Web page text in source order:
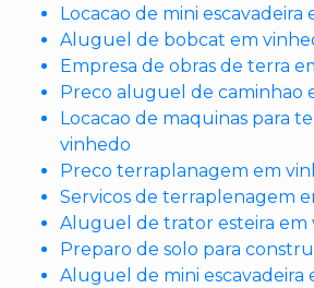
Locacao de mini escavadeira
Aluguel de bobcat em
Empresa de obras de terra
Preco aluguel de caminhao
Locacao de maquinas para
vinhedo
Preco terraplanagem em
Servicos de terraplenagem
Aluguel de trator esteira em
Preparo de solo para
Aluguel de mini escavadeira